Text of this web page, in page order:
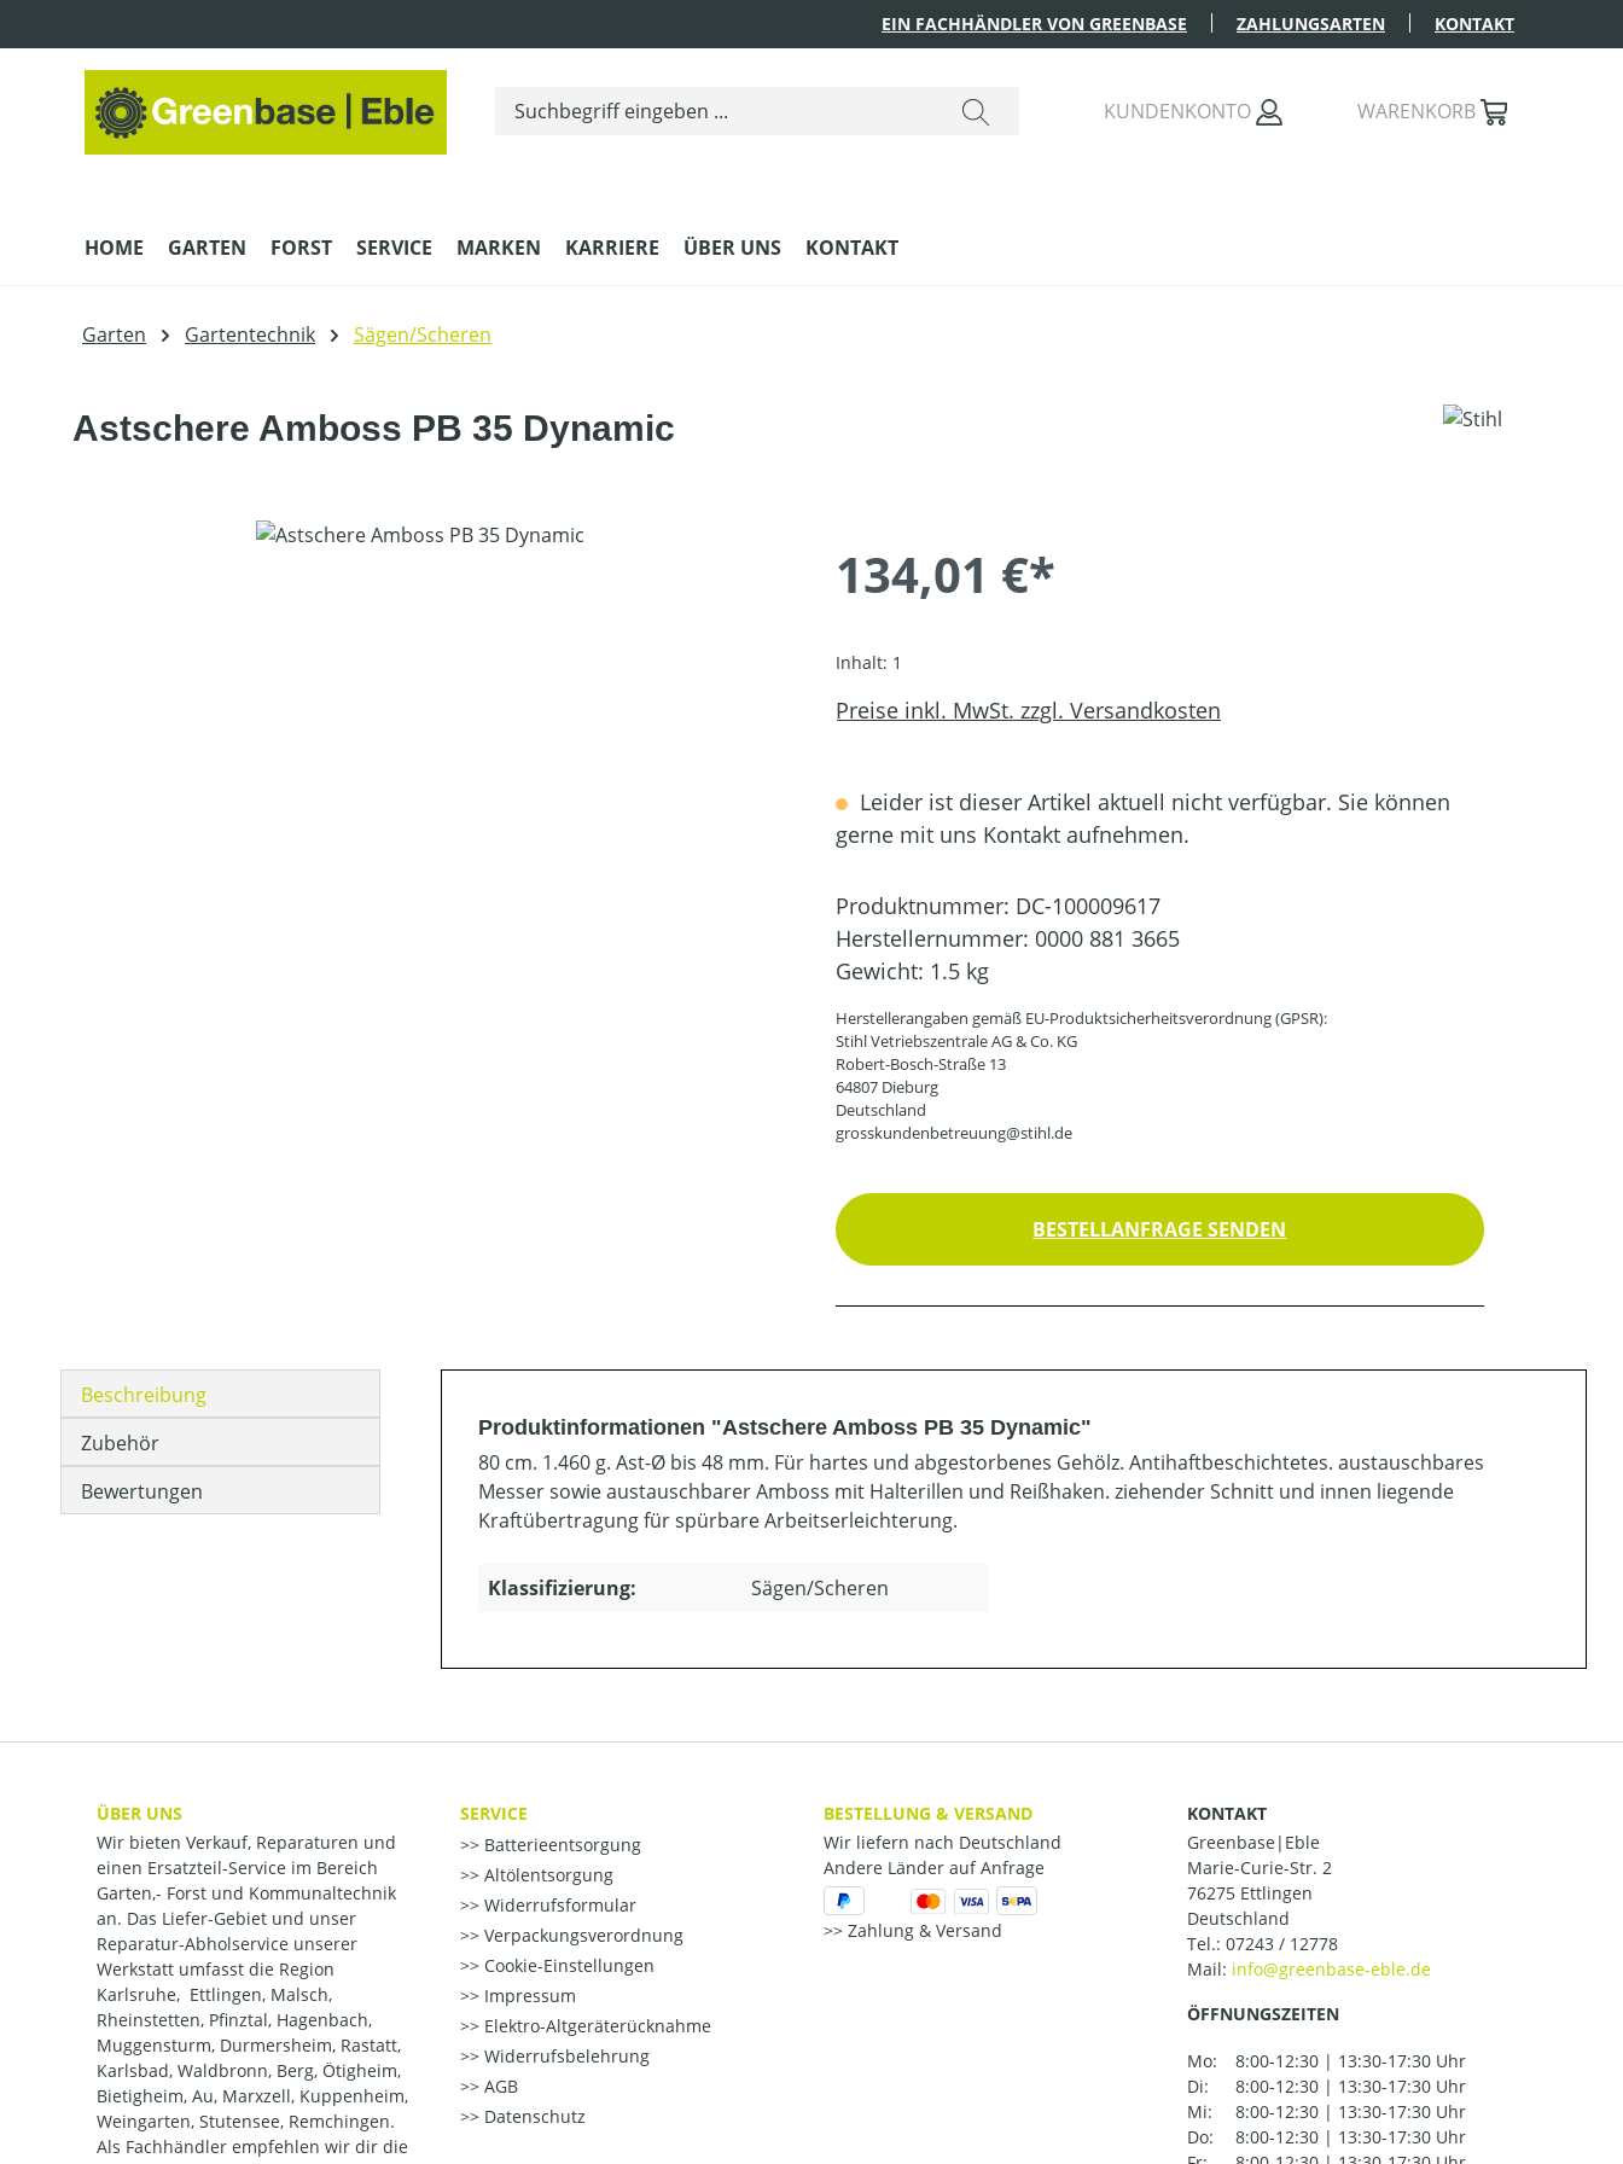
EIN FACHHÄNDLER VON GREENBASE ZAHLUNGSARTEN KONTAKT
KUNDENKONTO WARENKORB
HOME GARTEN FORST SERVICE MARKEN KARRIERE ÜBER UNS KONTAKT
Garten Gartentechnik Sägen/Scheren
Astschere Amboss PB 35 Dynamic
Bildergalerie überspringen
134,01 €*
Inhalt: 1
Preise inkl. MwSt. zzgl. Versandkosten
Leider ist dieser Artikel aktuell nicht verfügbar. Sie können
gerne mit uns Kontakt aufnehmen.
Produktnummer: DC-100009617
Herstellernummer: 0000 881 3665
Gewicht: 1.5 kg
Herstellerangaben gemäß EU-Produktsicherheitsverordnung (GPSR):
Stihl Vetriebszentrale AG & Co. KG
Robert-Bosch-Straße 13
64807 Dieburg
Deutschland
grosskundenbetreuung@stihl.de
BESTELLANFRAGE SENDEN
Beschreibung
Zubehör
Bewertungen
Produktinformationen "Astschere Amboss PB 35 Dynamic"
80 cm. 1.460 g. Ast-Ø bis 48 mm. Für hartes und abgestorbenes Gehölz. Antihaftbeschichtetes. austauschbares
Messer sowie austauschbarer Amboss mit Halterillen und Reißhaken. ziehender Schnitt und innen liegende
Kraftübertragung für spürbare Arbeitserleichterung.
Klassifizierung: Sägen/Scheren
ÜBER UNS
Wir bieten Verkauf, Reparaturen und
einen Ersatzteil-Service im Bereich
Garten,- Forst und Kommunaltechnik
an. Das Liefer-Gebiet und unser
Reparatur-Abholservice unserer
Werkstatt umfasst die Region
Karlsruhe, Ettlingen, Malsch,
Rheinstetten, Pfinztal, Hagenbach,
Muggensturm, Durmersheim, Rastatt,
Karlsbad, Waldbronn, Berg, Ötigheim,
Bietigheim, Au, Marxzell, Kuppenheim,
Weingarten, Stutensee, Remchingen.
Als Fachhändler empfehlen wir dir die
SERVICE
Batterieentsorgung
Altölentsorgung
Widerrufsformular
Verpackungsverordnung
Cookie-Einstellungen
Impressum
Elektro-Altgeräterücknahme
Widerrufsbelehrung
AGB
Datenschutz
BESTELLUNG & VERSAND
Wir liefern nach Deutschland
Andere Länder auf Anfrage
Zahlung & Versand
KONTAKT
Greenbase|Eble
Marie-Curie-Str. 2
76275 Ettlingen
Deutschland
Tel.: 07243 / 12778
Mail:
ÖFFNUNGSZEITEN
Mo:
8:00-12:30 | 13:30-17:30 Uhr
Di:
8:00-12:30 | 13:30-17:30 Uhr
Mi:
8:00-12:30 | 13:30-17:30 Uhr
Do:
8:00-12:30 | 13:30-17:30 Uhr